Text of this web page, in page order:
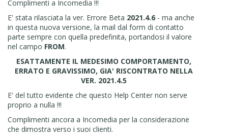
dall'upgrade. Da lì partono segnalazioni... versioni beta...
altre segnalazioni... per arrivare poi al rilascio di una
versione stabile.
Ora... si può pensare che l'utente "medio", quindi un non
addetto ai lavori, debba sobbarcarsi ogni santa volta
l'impiccio di dover verificare "pagina per pagina" e
"modulo per modulo" che tutto funzioni? Tutto questo
come sposa la filosofia del "pensa, crea ed esporta"?
Semplicemente non è giusto. E non ha importanza quale
versione si usi, se la più economica Evo o la più blasonata
innegabilmente un aiuto insostituibile, grazie al TEMPO e
all'esperienza che staff, moderatori e utenti donano a chi
Complimenti a Incomedia !!!
E' stata rilasciata la ver. Errore Beta 2021.4.6 - ma anche
in questa nuova versione, la mail dal form di contatto
parte sempre con quella predefinita, portandosi il valore
nel campo FROM.
ESATTAMENTE IL MEDESIMO COMPORTAMENTO,
ERRATO E GRAVISSIMO, GIA' RISCONTRATO NELLA
VER. 2021.4.5
E' del tutto evidente che questo Help Center non serve
proprio a nulla !!!
Complimenti ancora a Incomedia per la considerazione
che dimostra verso i suoi clienti.